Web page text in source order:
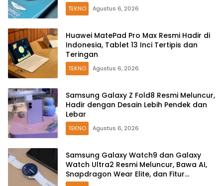
TEKNO Agustus 6, 2026
Huawei MatePad Pro Max Resmi Hadir di
Indonesia, Tablet 13 Inci Tertipis dan
Teringan
TEKNO Agustus 6, 2026
Samsung Galaxy Z Fold8 Resmi Meluncur,
Hadir dengan Desain Lebih Pendek dan
Lebar
TEKNO Agustus 6, 2026
Samsung Galaxy Watch9 dan Galaxy
Watch Ultra2 Resmi Meluncur, Bawa AI,
Snapdragon Wear Elite, dan Fitur
Kesehatan Baru